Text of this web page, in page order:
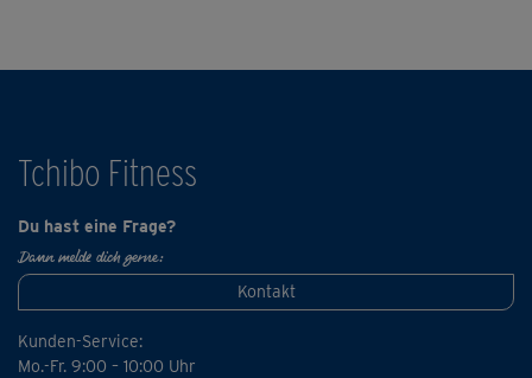
Tchibo Fitness
Du hast eine Frage?
Dann melde dich gerne:
Kontakt
Kunden-Service:
Mo.-Fr. 9:00 – 10:00 Uhr